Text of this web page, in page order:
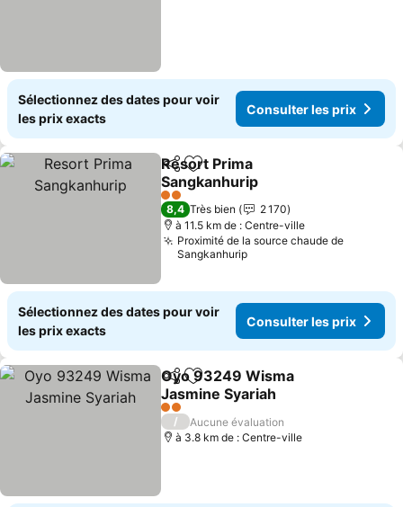
Sélectionnez des dates pour voir
les prix exacts
Consulter les prix
PartagerAjouter à mes favoris
Resort Prima
Sangkanhurip
Consulter les prix
2 Étoiles
8,4 Très bien
2 170
à 11.5 km de : Centre-ville
Proximité de la source chaude de
Sangkanhurip
Sélectionnez des dates pour voir
les prix exacts
Consulter les prix
PartagerAjouter à mes favoris
Oyo 93249 Wisma
Jasmine Syariah
Consulter les prix
2 Étoiles
/
Aucune évaluation
à 3.8 km de : Centre-ville